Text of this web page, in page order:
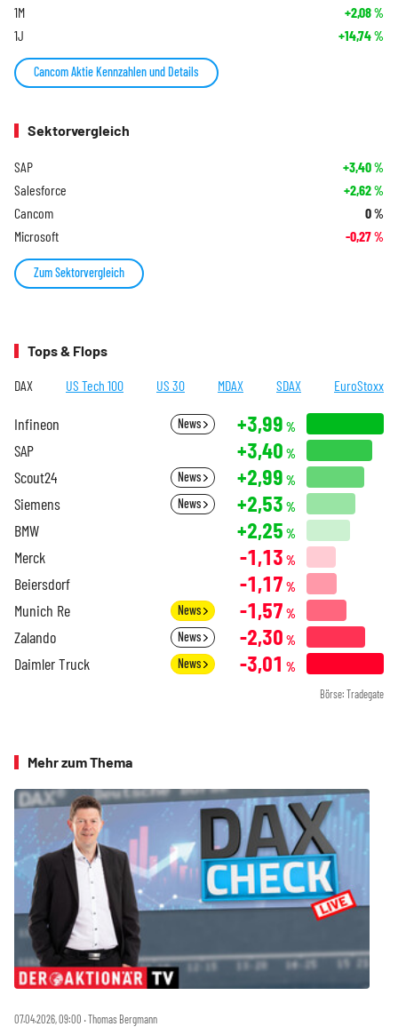
1M +2,08%
1J +14,74%
Cancom Aktie Kennzahlen und Details
Sektorvergleich
SAP +3,40%
Salesforce +2,62%
Cancom 0%
Microsoft -0,27%
Zum Sektorvergleich
Tops & Flops
DAX US Tech 100 US 30 MDAX SDAX EuroStoxx
Infineon News +3,99 %
SAP +3,40 %
Scout24 News +2,99 %
Siemens News +2,53 %
BMW +2,25 %
Merck -1,13 %
Beiersdorf -1,17 %
Munich Re News -1,57 %
Zalando News -2,30 %
Daimler Truck News -3,01 %
Börse: Tradegate
Mehr zum Thema
07.04.2026, 09:00 ‧ Thomas Bergmann